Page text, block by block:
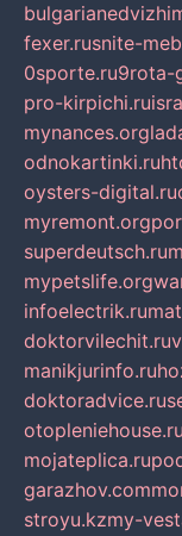
fexer.rusnite-
0sporte.ru9rota-
pro-kirpichi.ru
mynances.org
odnokartinki.ru
oysters-digital.ru
myremont.org
superdeutsch.ru
mypetslife.org
infoelectrik.ru
doktorvilechit.ru
manikjurinfo.ru
doktoradvice.ru
otopleniehouse.ru
mojateplica.ru
garazhov.com
stroyu.kzmy-